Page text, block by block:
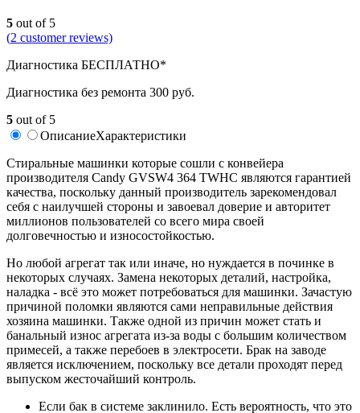
5 out of 5
(2 customer reviews)
Диагностика БЕСПЛАТНО*
Диагностика без ремонта 300 руб.
5 out of 5
ОписаниеХарактеристики
Стиральные машинки которые сошли с конвейера
производителя Candy GVSW4 364 TWHC являются гарантией
качества, поскольку данный производитель зарекомендовал
себя с наилучшей стороны и завоевал доверие и авторитет
миллионов пользователей со всего мира своей
долговечностью и износостойкостью.
Но любой агрегат так или иначе, но нуждается в починке в
некоторых случаях. Замена некоторых деталий, настройка,
наладка - всё это может потребоваться для машинки. Зачастую
причиной поломки являются сами неправильные действия
хозяина машинки. Также одной из причин может стать и
банальный износ агрегата из-за воды с большим количеством
примесей, а также перебоев в электросети. Брак на заводе
является исключением, поскольку все детали проходят перед
выпуском жесточайший контроль.
Если бак в системе заклинило. Есть вероятность, что это